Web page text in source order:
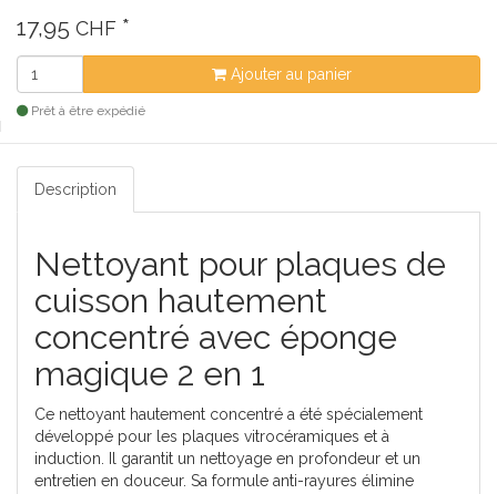
17,95 CHF *
Ajouter au panier
Prêt à être expédié
Description
Nettoyant pour plaques de
cuisson hautement
concentré avec éponge
magique 2 en 1
Ce nettoyant hautement concentré a été spécialement
développé pour les plaques vitrocéramiques et à
induction. Il garantit un nettoyage en profondeur et un
entretien en douceur. Sa formule anti-rayures élimine